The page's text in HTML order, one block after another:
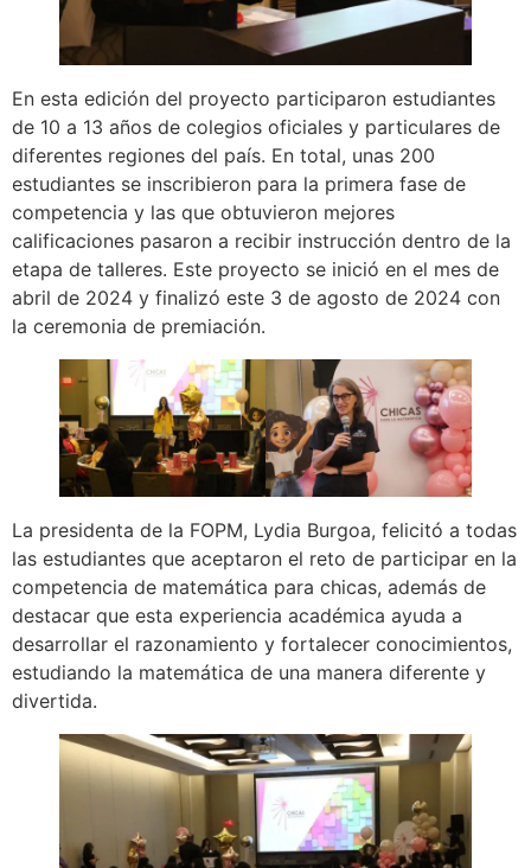
En esta edición del proyecto participaron estudiantes
de 10 a 13 años de colegios oficiales y particulares de
diferentes regiones del país. En total, unas 200
estudiantes se inscribieron para la primera fase de
competencia y las que obtuvieron mejores
calificaciones pasaron a recibir instrucción dentro de la
etapa de talleres. Este proyecto se inició en el mes de
abril de 2024 y finalizó este 3 de agosto de 2024 con
la ceremonia de premiación.
La presidenta de la FOPM, Lydia Burgoa, felicitó a todas
las estudiantes que aceptaron el reto de participar en la
competencia de matemática para chicas, además de
destacar que esta experiencia académica ayuda a
desarrollar el razonamiento y fortalecer conocimientos,
estudiando la matemática de una manera diferente y
divertida.